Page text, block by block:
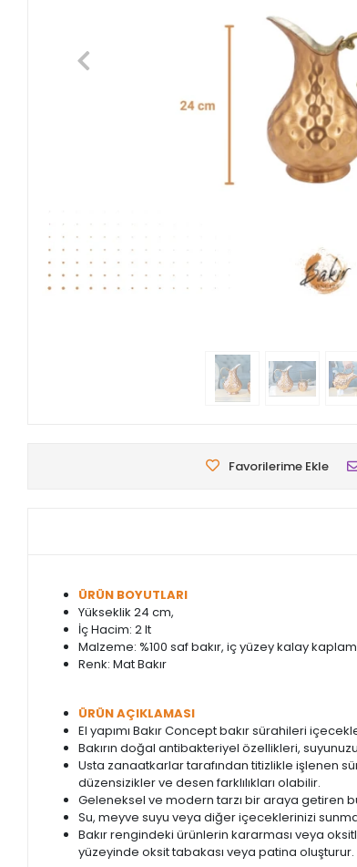
Favorilerime Ekle
ÜRÜN BOYUTLARI
Yükseklik 24 cm,
İç Hacim: 2 lt
Malzeme: %100 saf bakır, iç yüzey kalay
Renk: Mat Bakır
ÜRÜN AÇIKLAMASI
El yapımı Bakır Concept bakır sürahileri
Bakırın doğal antibakteriyel özellikleri,
Usta zanaatkarlar tarafından titizlikle işlenen
düzensizikler ve desen farklılıkları olabilir.
Geleneksel ve modern tarzı bir araya getiren
Su, meyve suyu veya diğer içeceklerinizi
Bakır rengindeki ürünlerin kararması veya
yüzeyinde oksit tabakası veya patina